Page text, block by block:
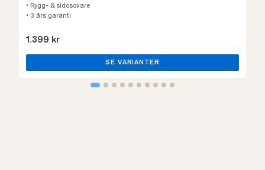
• Rygg- & sidosovare
• 3 års garanti
1.399 kr
SE VARIANTER